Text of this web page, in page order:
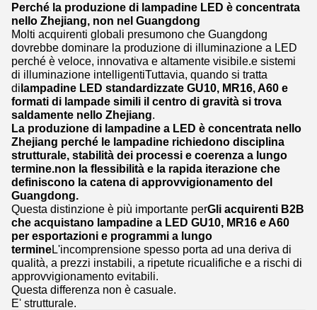
Perché la produzione di lampadine LED è concentrata
nello Zhejiang, non nel Guangdong
Molti acquirenti globali presumono che Guangdong
dovrebbe dominare la produzione di illuminazione a LED
perché è veloce, innovativa e altamente visibile.e sistemi
di illuminazione intelligentiTuttavia, quando si tratta
dilampadine LED standardizzate GU10, MR16, A60 e
formati di lampade simili il centro di gravità si trova
saldamente nello Zhejiang.
La produzione di lampadine a LED è concentrata nello
Zhejiang perché le lampadine richiedono disciplina
strutturale, stabilità dei processi e coerenza a lungo
termine.non la flessibilità e la rapida iterazione che
definiscono la catena di approvvigionamento del
Guangdong.
Questa distinzione è più importante perGli acquirenti B2B
che acquistano lampadine a LED GU10, MR16 e A60
per esportazioni e programmi a lungo
termineL'incomprensione spesso porta ad una deriva di
qualità, a prezzi instabili, a ripetute ricualifiche e a rischi di
approvvigionamento evitabili.
Questa differenza non è casuale.
E' strutturale.